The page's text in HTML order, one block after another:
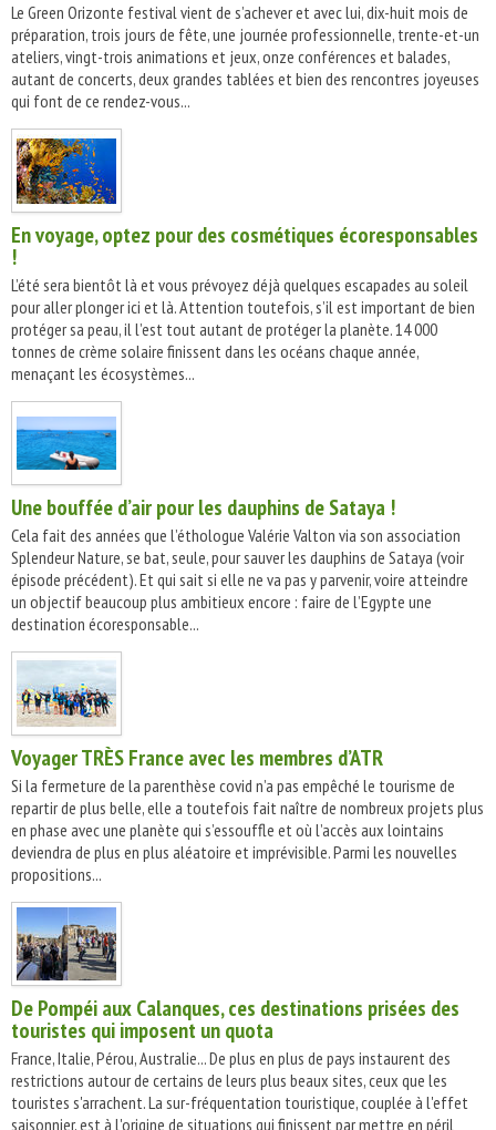
Le Green Orizonte festival vient de s’achever et avec lui, dix-huit mois de
préparation, trois jours de fête, une journée professionnelle, trente-et-un
ateliers, vingt-trois animations et jeux, onze conférences et balades,
autant de concerts, deux grandes tablées et bien des rencontres joyeuses
qui font de ce rendez-vous...
En voyage, optez pour des cosmétiques écoresponsables
!
L’été sera bientôt là et vous prévoyez déjà quelques escapades au soleil
pour aller plonger ici et là. Attention toutefois, s’il est important de bien
protéger sa peau, il l’est tout autant de protéger la planète. 14 000
tonnes de crème solaire finissent dans les océans chaque année,
menaçant les écosystèmes...
Une bouffée d’air pour les dauphins de Sataya !
Cela fait des années que l’éthologue Valérie Valton via son association
Splendeur Nature, se bat, seule, pour sauver les dauphins de Sataya (voir
épisode précédent). Et qui sait si elle ne va pas y parvenir, voire atteindre
un objectif beaucoup plus ambitieux encore : faire de l’Egypte une
destination écoresponsable...
Voyager TRÈS France avec les membres d’ATR
Si la fermeture de la parenthèse covid n’a pas empêché le tourisme de
repartir de plus belle, elle a toutefois fait naître de nombreux projets plus
en phase avec une planète qui s’essouffle et où l’accès aux lointains
deviendra de plus en plus aléatoire et imprévisible. Parmi les nouvelles
propositions...
De Pompéi aux Calanques, ces destinations prisées des
touristes qui imposent un quota
France, Italie, Pérou, Australie... De plus en plus de pays instaurent des
restrictions autour de certains de leurs plus beaux sites, ceux que les
touristes s'arrachent. La sur-fréquentation touristique, couplée à l'effet
saisonnier, est à l'origine de situations qui finissent par mettre en péril